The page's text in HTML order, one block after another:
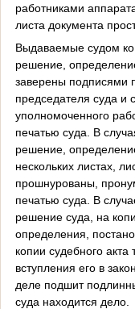
работниками
листа документа
Выдаваемые судом
решение,
заверены подписями
председателя суда и
уполномоченного
печатью суда. В
решение,
нескольких листах,
прошнурованы,
печатью суда. В
решение суда, на
определения,
копии судебного акта
вступления его в
деле подшит
суда находится дело.